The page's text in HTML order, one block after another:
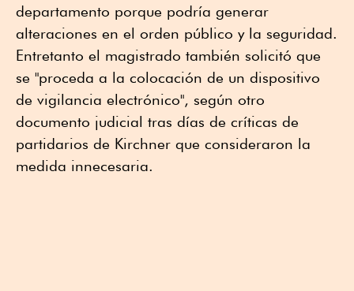
departamento porque podría generar
alteraciones en el orden público y la seguridad.
Entretanto el magistrado también solicitó que
se "proceda a la colocación de un dispositivo
de vigilancia electrónico", según otro
documento judicial tras días de críticas de
partidarios de Kirchner que consideraron la
medida innecesaria.